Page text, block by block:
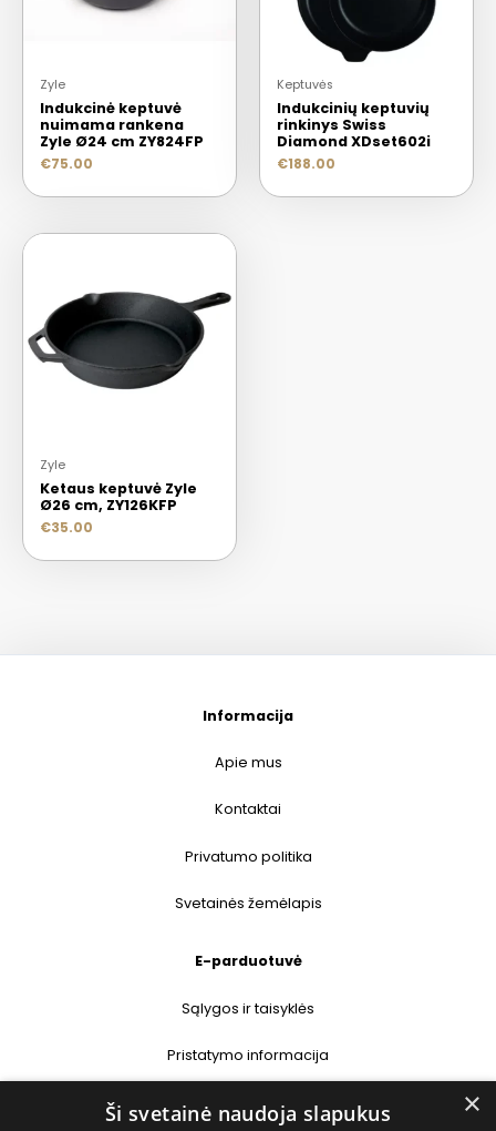
Zyle
Indukcinė keptuvė
nuimama rankena
Zyle Ø24 cm ZY824FP
€75.00
Keptuvės
Indukcinių keptuvių
rinkinys Swiss
Diamond XDset602i
€188.00
Zyle
Ketaus keptuvė Zyle
Ø26 cm, ZY126KFP
€35.00
Informacija
Apie mus
Kontaktai
Privatumo politika
Svetainės žemėlapis
E-parduotuvė
Sąlygos ir taisyklės
Pristatymo informacija
Prekių grąžinimas ×
Ši svetainė naudoja slapukus